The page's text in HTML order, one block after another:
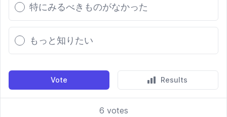
特にみるべきものがなかった
もっと知りたい
Vote Results
6 votes